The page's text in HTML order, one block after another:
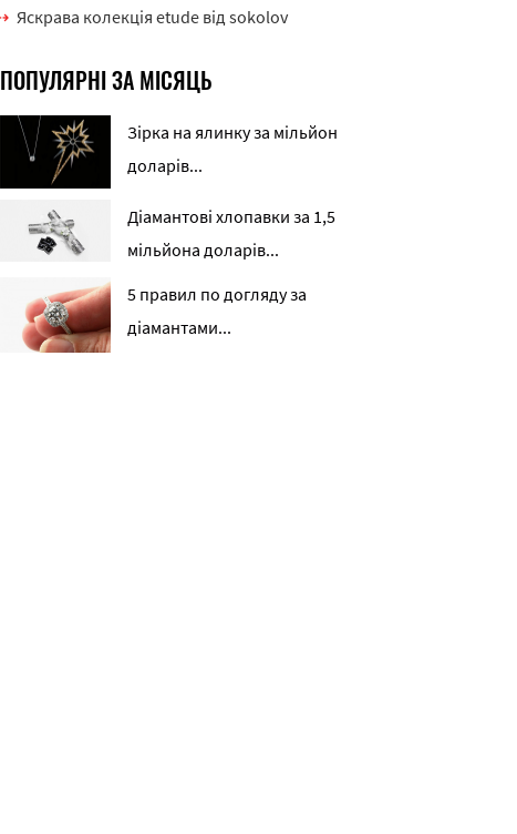
Яскрава колекція etude від sokolov
ПОПУЛЯРНІ ЗА МІСЯЦЬ
Зірка на ялинку за мільйон
доларів...
Діамантові хлопавки за 1,5
мільйона доларів...
5 правил по догляду за
діамантами...